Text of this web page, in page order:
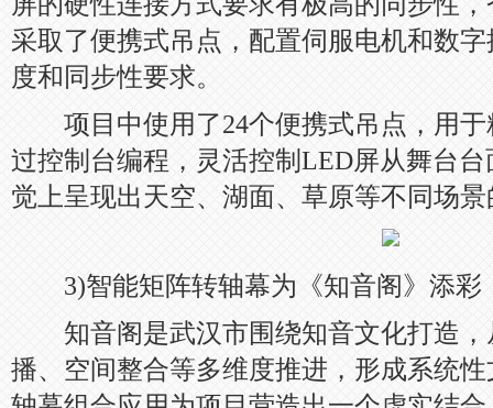
采取了便携式吊点，配置伺服电机和数
度和同步性要求。
项目中使用了24个便携式吊点，用于
过控制台编程，灵活控制LED屏从舞台
觉上呈现出天空、湖面、草原等不同场
3)智能矩阵转轴幕为《知音阁》添彩
知音阁是武汉市围绕知音文化打造，
播、空间整合等多维度推进，形成系统